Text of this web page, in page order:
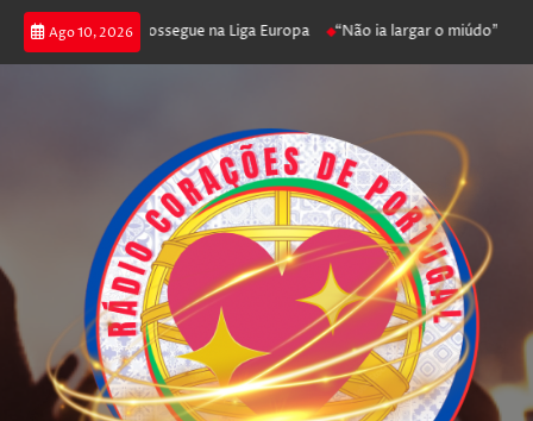
Ago 10, 2026
joga poker e prossegue na Liga Europa “Não ia largar o miúdo”.